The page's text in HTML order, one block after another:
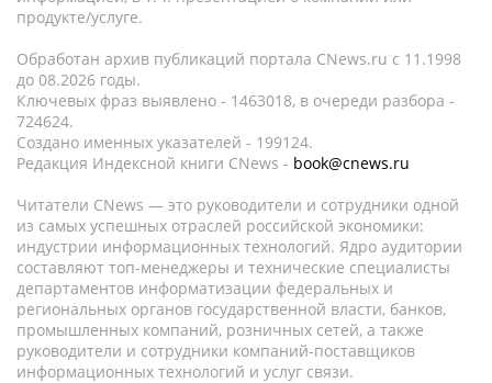
продукте/услуге.
Обработан архив публикаций портала CNews.ru c 11.1998
до 08.2026 годы.
Ключевых фраз выявлено - 1463018, в очереди разбора -
724624.
Создано именных указателей - 199124.
Редакция Индексной книги CNews - book@cnews.ru
Читатели CNews — это руководители и сотрудники одной
из самых успешных отраслей российской экономики:
индустрии информационных технологий. Ядро аудитории
составляют топ-менеджеры и технические специалисты
департаментов информатизации федеральных и
региональных органов государственной власти, банков,
промышленных компаний, розничных сетей, а также
руководители и сотрудники компаний-поставщиков
информационных технологий и услуг связи.